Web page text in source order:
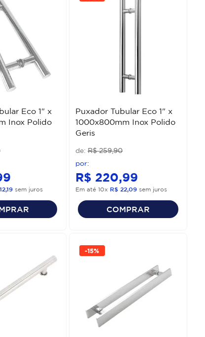
Eco 1" x
Inox Polido
12,19sem juros
Puxador Tubular Eco 1" x
1000x800mm Inox Polido
Geris
R$ 259,90
R$ 220,99
Em até 10x R$ 22,09sem juros
COMPRAR
-15%